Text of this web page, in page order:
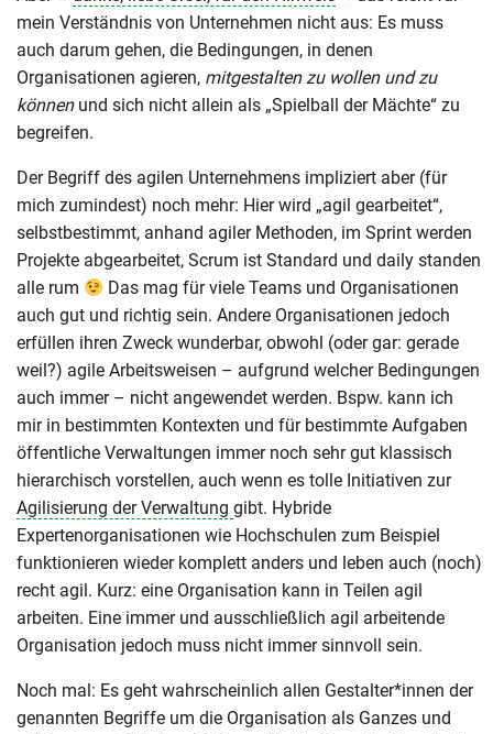
mein Verständnis von Unternehmen nicht aus: Es muss
auch darum gehen, die Bedingungen, in denen
Organisationen agieren, mitgestalten zu wollen und zu
könnenund sich nicht allein als „Spielball der Mächte“ zu
begreifen.
Der Begriff des agilen Unternehmens impliziert aber (für
mich zumindest) noch mehr: Hier wird „agil gearbeitet“,
selbstbestimmt, anhand agiler Methoden, im Sprint werden
Projekte abgearbeitet, Scrum ist Standard und daily standen
alle rum
Das mag für viele Teams und Organisationen
auch gut und richtig sein. Andere Organisationen jedoch
erfüllen ihren Zweck wunderbar, obwohl (oder gar: gerade
weil?) agile Arbeitsweisen – aufgrund welcher Bedingungen
auch immer – nicht angewendet werden. Bspw. kann ich
mir in bestimmten Kontexten und für bestimmte Aufgaben
öffentliche Verwaltungen immer noch sehr gut klassisch
hierarchisch vorstellen, auch wenn es tolle Initiativen zur
Agilisierung der Verwaltung gibt. Hybride
Expertenorganisationen wie Hochschulen zum Beispiel
funktionieren wieder komplett anders und leben auch (noch)
recht agil. Kurz: eine Organisation kann in Teilen agil
arbeiten. Eine immer und ausschließlich agil arbeitende
Organisation jedoch muss nicht immer sinnvoll sein.
Noch mal: Es geht wahrscheinlich allen Gestalter*innen der
genannten Begriffe um die Organisation als Ganzes und